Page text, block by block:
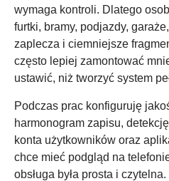
wymaga kontroli. Dlatego
furtki, bramy, podjazdy,
zaplecza i ciemniejsze
często lepiej zamontować
ustawić, niż tworzyć system
Podczas prac konfiguruję
harmonogram zapisu,
konta użytkowników oraz
chce mieć podgląd na
obsługa była prosta i